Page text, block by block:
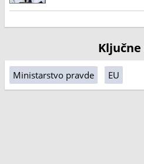
Ministarstvo pravde EU